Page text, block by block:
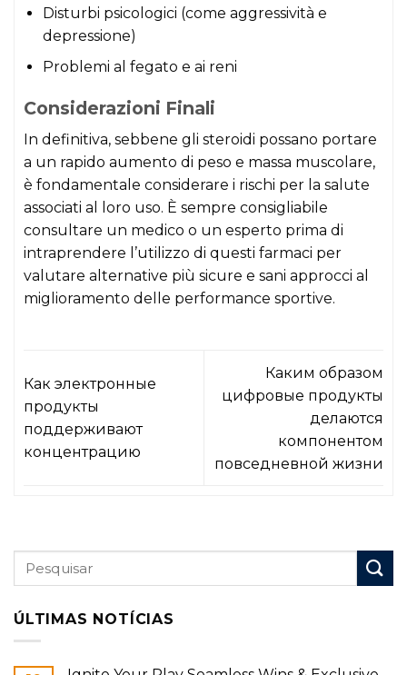
Disturbi psicologici (come aggressività e
depressione)
Problemi al fegato e ai reni
Considerazioni Finali
In definitiva, sebbene gli steroidi possano portare
a un rapido aumento di peso e massa muscolare,
è fondamentale considerare i rischi per la salute
associati al loro uso. È sempre consigliabile
consultare un medico o un esperto prima di
intraprendere l’utilizzo di questi farmaci per
valutare alternative più sicure e sani approcci al
miglioramento delle performance sportive.
Как электронные
продукты
поддерживают
концентрацию
Каким образом
цифровые продукты
делаются
компонентом
повседневной жизни
ÚLTIMAS NOTÍCIAS